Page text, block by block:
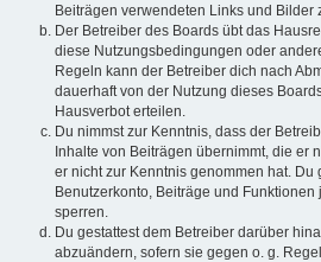
Beiträgen verwendeten Links und Bilder
Der Betreiber des Boards übt das
diese Nutzungsbedingungen oder
Regeln kann der Betreiber dich nach
dauerhaft von der Nutzung dieses
Hausverbot erteilen.
Du nimmst zur Kenntnis, dass der
Inhalte von Beiträgen übernimmt, die er
er nicht zur Kenntnis genommen hat. Du
Benutzerkonto, Beiträge und
sperren.
Du gestattest dem Betreiber darüber
abzuändern, sofern sie gegen o. g.